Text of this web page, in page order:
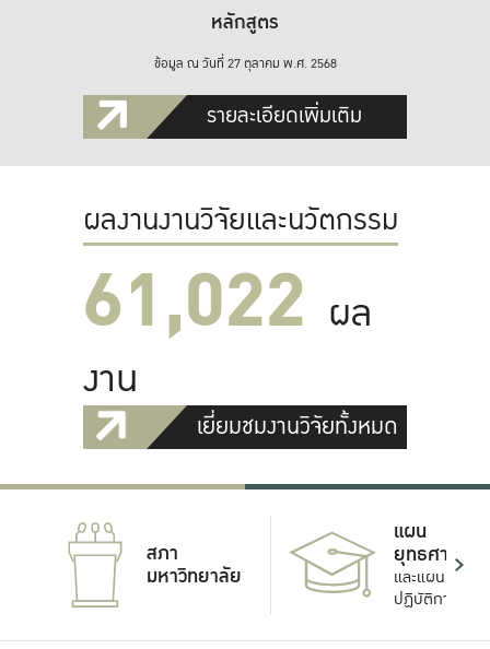
หลักสูตร
ข้อมูล ณ วันที่ 27 ตุลาคม พ.ศ. 2568
รายละเอียดเพิ่มเติม
ผลงานงานวิจัยและนวัตกรรม
61,022 ผล
งาน
เยี่ยมชมงานวิจัยทั้งหมด
สภา
มหาวิทยาลัย
แผน
ยุทธศาสตร์
และแผน
ปฏิบัติการ